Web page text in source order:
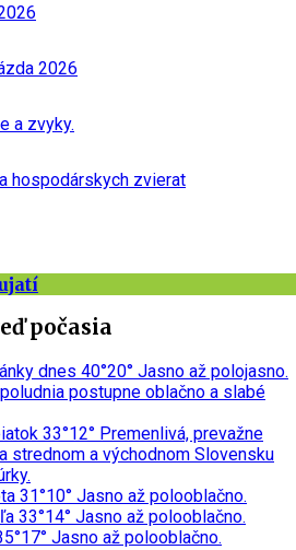
2026
a zvyky.
hospodárskych zvierat
počasia
dnes 40°20° Jasno až polojasno.
postupne oblačno a slabé
33°12° Premenlivá, prevažne
strednom a východnom Slovensku
31°10° Jasno až polooblačno.
33°14° Jasno až polooblačno.
17° Jasno až polooblačno.